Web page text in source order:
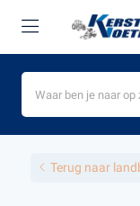
Terug naar